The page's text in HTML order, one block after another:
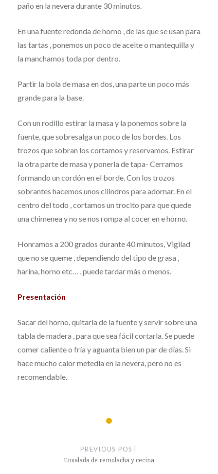
paño en la nevera durante 30 minutos.
En una fuente redonda de horno , de las que se usan para
las tartas , ponemos un poco de aceite o mantequilla y
la manchamos toda por dentro.
Partir la bola de masa en dos, una parte un poco más
grande para la base.
Con un rodillo estirar la masa y la ponemos sobre la
fuente, que sobresalga un poco de los bordes. Los
trozos que sobran los cortamos y reservamos. Estirar
la otra parte de masa y ponerla de tapa- Cerramos
formando un cordón en el borde. Con los trozos
sobrantes hacemos unos cilindros para adornar. En el
centro del todo , cortamos un trocito para que quede
una chimenea y no se nos rompa al cocer en e horno.
Honramos a 200 grados durante 40 minutos, Vigilad
que no se queme , dependiendo del tipo de grasa ,
harina, horno etc… , puede tardar más o menos.
Presentación
Sacar del horno, quitarla de la fuente y servir sobre una
tabla de madera , para que sea fácil cortarla. Se puede
comer caliente o fría y aguanta bien un par de días. Si
hace mucho calor metedla en la nevera, pero no es
recomendable.
PREVIOUS POST
Ensalada de remolacha y cecina